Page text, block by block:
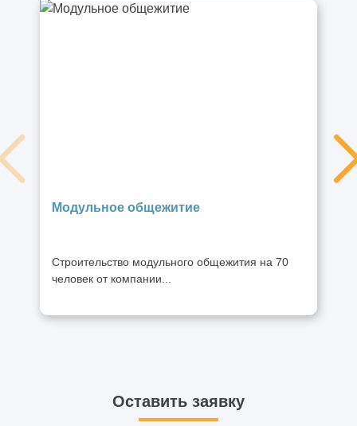
Модульное общежитие
Строительство модульного общежития на 70
человек от компании...
Оставить заявку